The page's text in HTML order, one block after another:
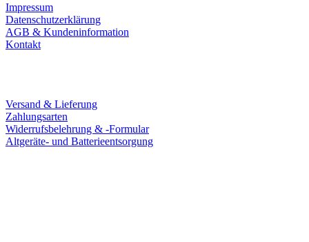
Impressum
Datenschutzerklärung
AGB & Kundeninformation
Kontakt
Versand & Lieferung
Zahlungsarten
Widerrufsbelehrung & -Formular
Altgeräte- und Batterieentsorgung